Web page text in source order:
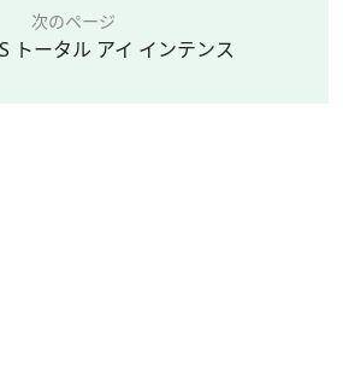
次のページ
トータル アイ インテンス